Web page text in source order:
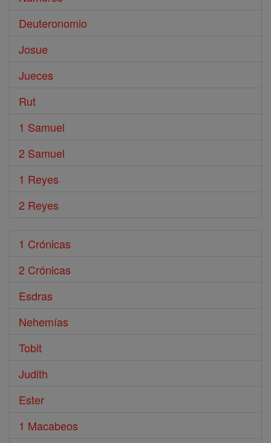
Deuteronomio
Josue
Jueces
Rut
1 Samuel
2 Samuel
1 Reyes
2 Reyes
1 Crónicas
2 Crónicas
Esdras
Nehemías
Tobit
Judith
Ester
1 Macabeos